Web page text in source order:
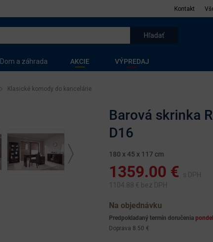
Kontakt
Dom a záhrada AKCIE VÝPREDAJ
Klasické komody do kancelárie
Barová skrinka
D16
180 x 45 x 117 cm
1359.00 €
s DPH
1104.88 € bez DPH
Na objednávku
Predpokladaný termín doručenia
Doprava 8.50 €